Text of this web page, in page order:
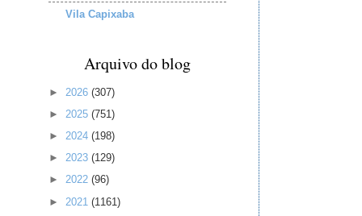
Vila Capixaba
Arquivo do blog
► 2026 (307)
► 2025 (751)
► 2024 (198)
► 2023 (129)
► 2022 (96)
► 2021 (1161)